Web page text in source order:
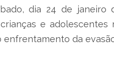
dia 24 de
e
da